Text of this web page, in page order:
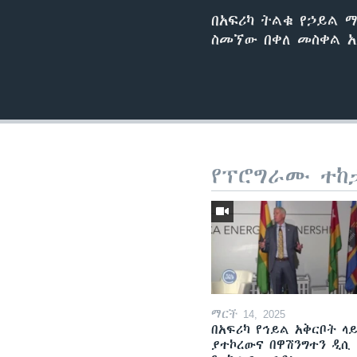
በአፍሪካ ትልቁ የኃይል
ስመኘው በቀለ መስቀል
የፕሮግራሙ
ማርች 14, 2025
በአፍሪካ የኅይል አቅርቦት
ያተኮረውና በዋሽንግተን ዲሲ